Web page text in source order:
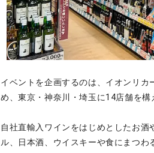
イベントを企画するのは、イオンリ
め、東京・神奈川・埼玉に14店舗を構
自社直輸入ワインをはじめとしたお
ル、日本酒、ウイスキーや食にまつわ